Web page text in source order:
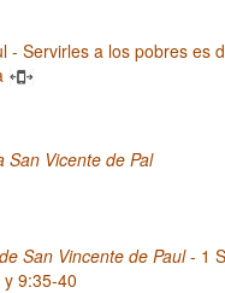
- Servirles a los pobres es
San Vicente de Pal
San Vincente de Paul- 1
9:35-40